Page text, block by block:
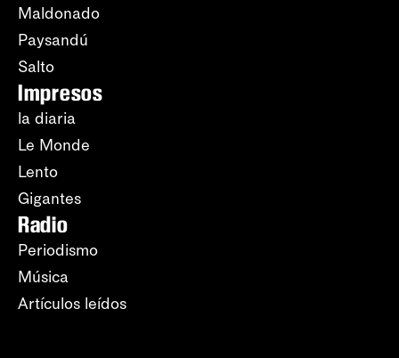
Maldonado
Paysandú
Salto
Impresos
la diaria
Le Monde
Lento
Gigantes
Radio
Periodismo
Música
Artículos leídos